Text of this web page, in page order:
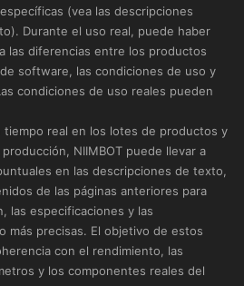
(vea las descripciones
Durante el uso real, puede haber
las diferencias entre los productos
software, las condiciones de uso y
condiciones de uso reales pueden
tiempo real en los lotes de productos y
NIIMBOT puede llevar a
en las descripciones de texto,
de las páginas anteriores para
las especificaciones y las
más precisas. El objetivo de estos
con el rendimiento, las
y los componentes reales del